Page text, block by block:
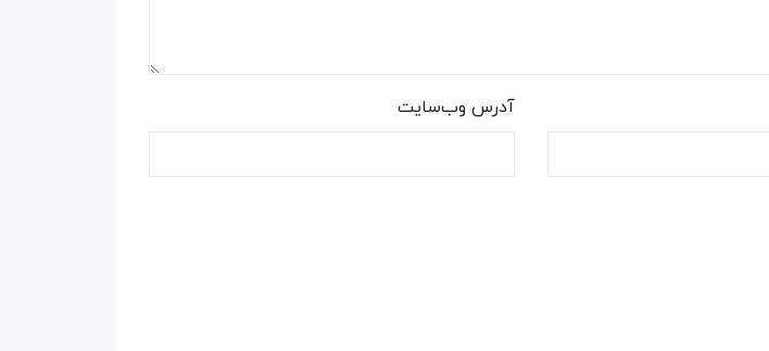
آدرس وب‌سایت